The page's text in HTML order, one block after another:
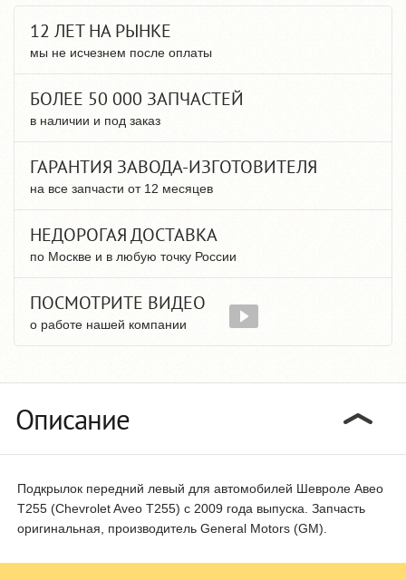
12 ЛЕТ НА РЫНКЕ
мы не исчезнем после оплаты
БОЛЕЕ 50 000 ЗАПЧАСТЕЙ
в наличии и под заказ
ГАРАНТИЯ ЗАВОДА-ИЗГОТОВИТЕЛЯ
на все запчасти от 12 месяцев
НЕДОРОГАЯ ДОСТАВКА
по Москве и в любую точку России
ПОСМОТРИТЕ ВИДЕО
о работе нашей компании
Описание
Подкрылок передний левый для автомобилей Шевроле Авео
T255 (Chevrolet Aveo T255) с 2009 года выпуска. Запчасть
оригинальная, производитель General Motors (GM).